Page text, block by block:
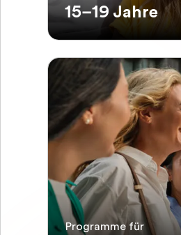
15–19 Jahre
Programme für